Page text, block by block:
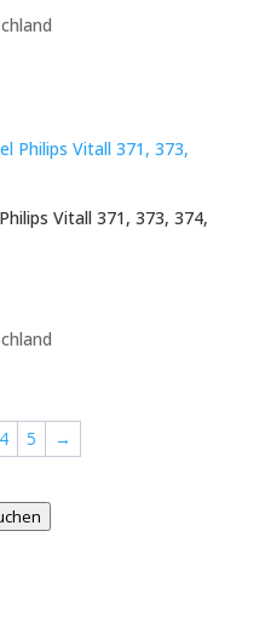
Vitall 371, 373, 374,
4 5 →